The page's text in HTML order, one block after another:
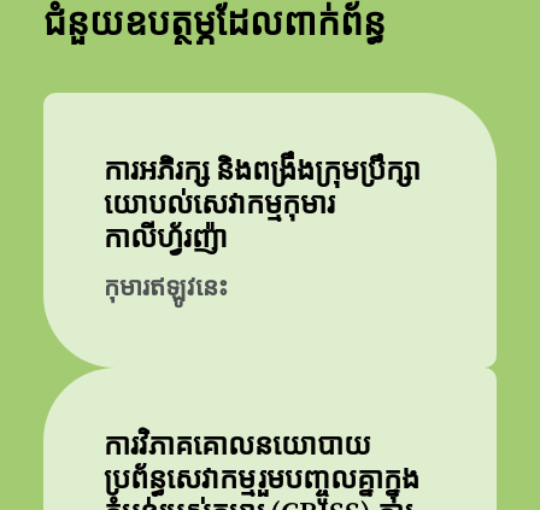
ជំនួយឧបត្ថម្ភដែលពាក់ព័ន្ធ
ការអភិរក្ស និងពង្រឹងក្រុមប្រឹក្សា
យោបល់សេវាកម្មកុមារ
កាលីហ្វ័រញ៉ា
កុមារឥឡូវនេះ
ការវិភាគគោលនយោបាយ
ប្រព័ន្ធសេវាកម្មរួមបញ្ចូលគ្នាក្នុង